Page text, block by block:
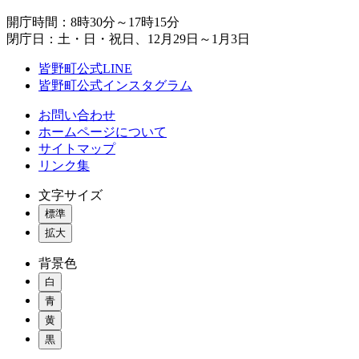
開庁時間：8時30分～17時15分
閉庁日：土・日・祝日、12月29日～1月3日
皆野町公式LINE
皆野町公式インスタグラム
お問い合わせ
ホームページについて
サイトマップ
リンク集
文字サイズ
標準
拡大
背景色
白
青
黄
黒